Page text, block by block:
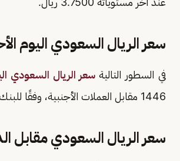
سعر الريال السعودي اليوم
في السطور التاليةسعر الريال السعودي
1446 مقابل العملات الأجنبية، وفقًا للبنك المركزي.
سعر الريال السعودي مقابل